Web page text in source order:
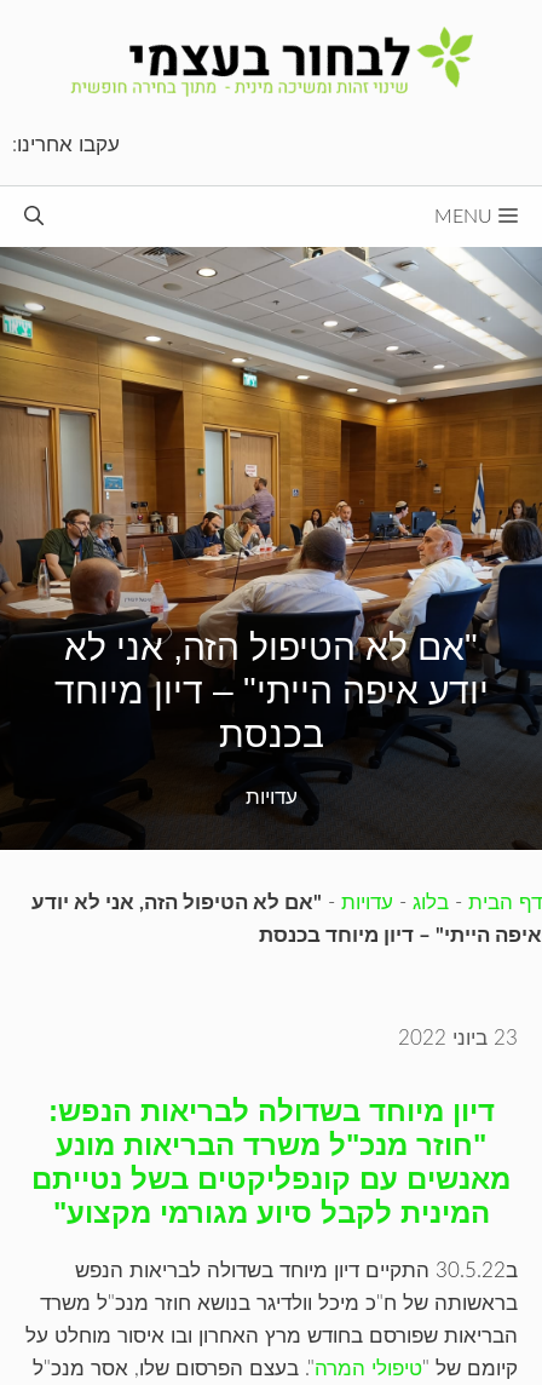
עקבו אחרינו:
MENU
"אם לא הטיפול הזה, אני לא
יודע איפה הייתי" – דיון מיוחד
בכנסת
עדויות
דף הבית - בלוג - עדויות - "אם לא הטיפול הזה, אני לא יודע
איפה הייתי" – דיון מיוחד בכנסת
23 ביוני 2022
דיון מיוחד בשדולה לבריאות הנפש:
"חוזר מנכ"ל משרד הבריאות מונע
מאנשים עם קונפליקטים בשל נטייתם
המינית לקבל סיוע מגורמי מקצוע"
ב30.5.22 התקיים דיון מיוחד בשדולה לבריאות הנפש
בראשותה של ח"כ מיכל וולדיגר בנושא חוזר מנכ"ל משרד
הבריאות שפורסם בחודש מרץ האחרון ובו איסור מוחלט על
קיומם של "טיפולי המרה". בעצם הפרסום שלו, אסר מנכ"ל